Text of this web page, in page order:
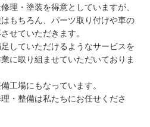
理・塗装を得意としていますが、
もちろん、パーツ取り付けや車の
せていただきます。
していただけるようなサービスを
に取り組ませていただいておりま
工場にもなっています。
・整備は私たちにお任せくださ